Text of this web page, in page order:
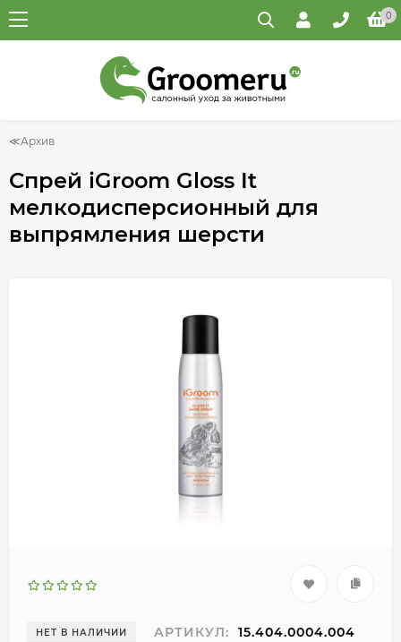
0
Архив
Спрей iGroom Gloss It
мелкодисперсионный для
выпрямления шерсти
НЕТ В НАЛИЧИИ АРТИКУЛ: 15.404.0004.004